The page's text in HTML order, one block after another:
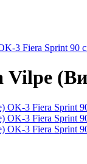
3 Fiera Sprint 90